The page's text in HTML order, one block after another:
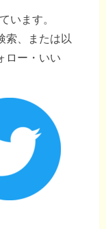
います。
索、または以
ロー・いい